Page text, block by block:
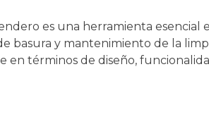
es una herramienta esencial
basura y mantenimiento de la
en términos de diseño,